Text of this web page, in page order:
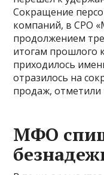
Сокращение
компаний, в СРО
продолжением
итогам прошлого
приходилось
отразилось на
продаж, отметили
МФО